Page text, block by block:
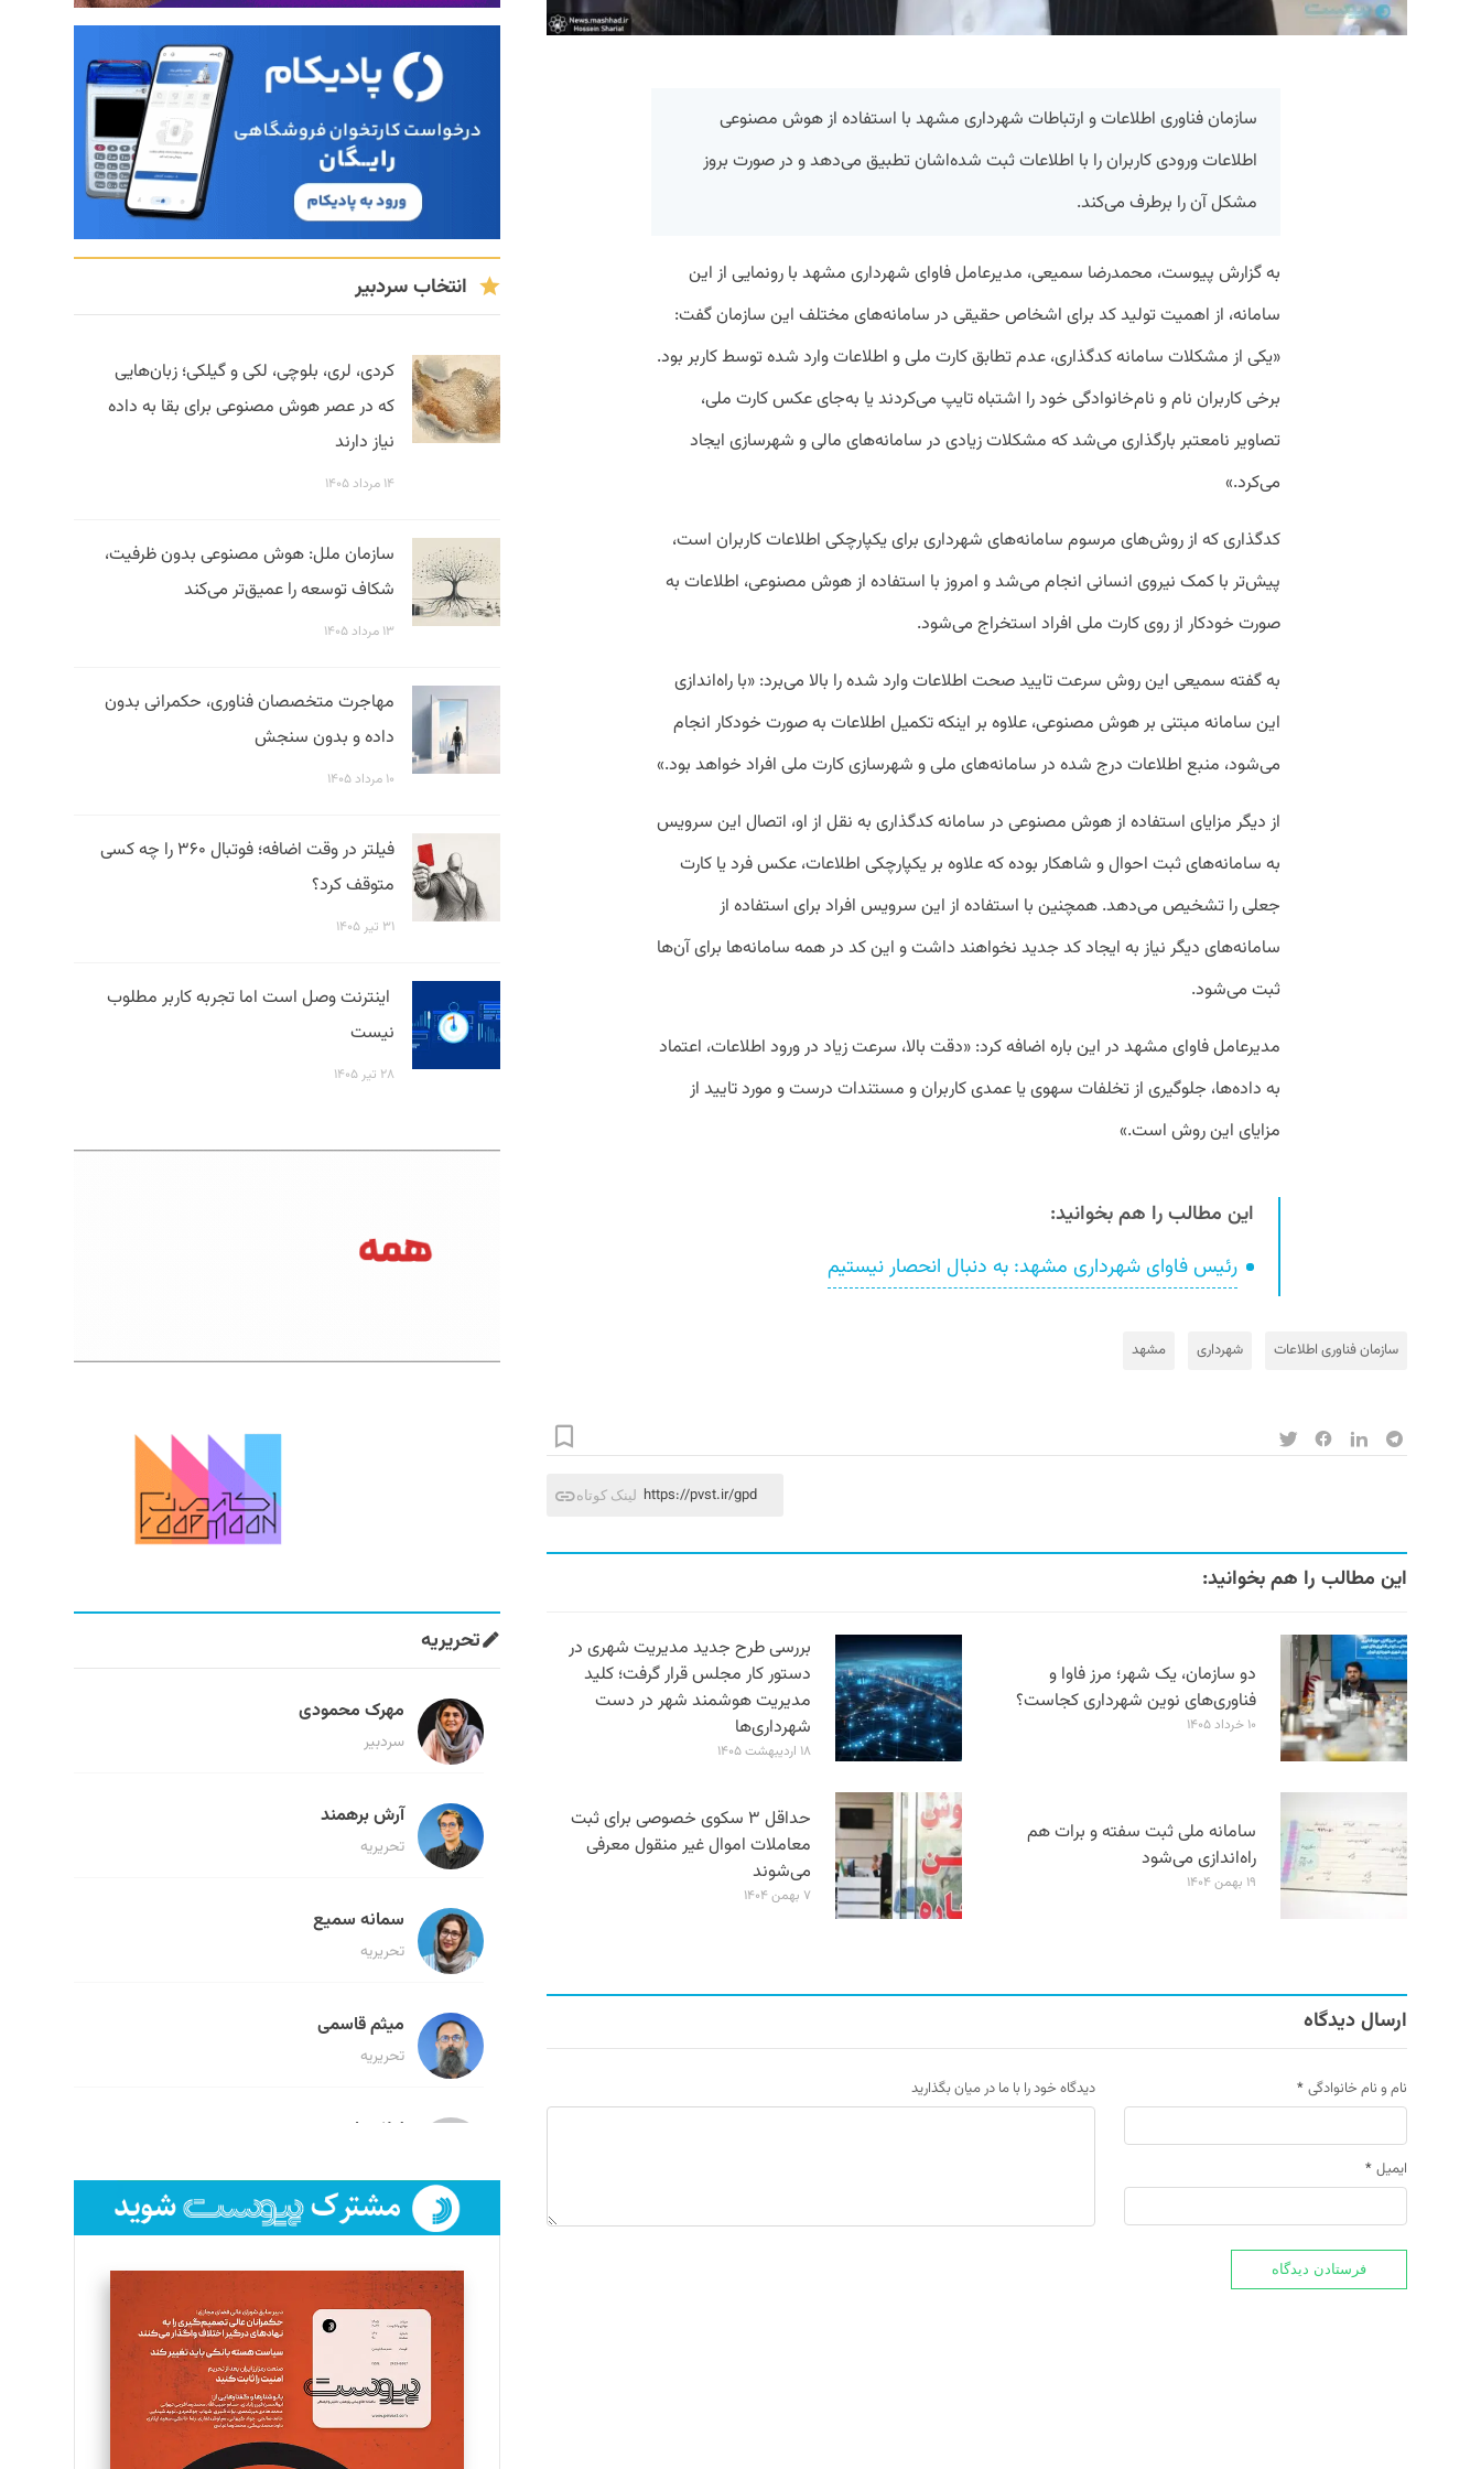
سازمان فناوری اطلاعات و ارتباطات شهرداری مشهد با استفاده از هوش مصنوعی
اطلاعات ورودی کاربران را با اطلاعات ثبت شده‌اشان تطبیق می‌دهد و در صورت بروز
مشکل آن را برطرف می‌کند.
به گزارش پیوست، محمدرضا سمیعی، مدیرعامل فاوای شهرداری مشهد با رونمایی از این
سامانه، از اهمیت تولید کد برای اشخاص حقیقی در سامانه‌های مختلف این سازمان گفت:
«یکی از مشکلات سامانه کدگذاری، عدم تطابق کارت ملی و اطلاعات وارد شده توسط کاربر بود.
برخی کاربران نام و نام‌خانوادگی خود را اشتباه تایپ می‌کردند یا به‌جای عکس کارت ملی،
تصاویر نامعتبر بارگذاری می‌شد که مشکلات زیادی در سامانه‌های مالی و شهرسازی ایجاد
می‌کرد.»
کدگذاری که از روش‌های مرسوم سامانه‌های شهرداری برای یکپارچکی اطلاعات کاربران است،
پیش‌تر با کمک نیروی انسانی انجام می‌شد و امروز با استفاده از هوش مصنوعی، اطلاعات به
صورت خودکار از روی کارت ملی افراد استخراج می‌شود.
به گفته سمیعی این روش سرعت تایید صحت اطلاعات وارد شده را بالا می‌برد: «با راه‌اندازی
این سامانه مبتنی بر هوش مصنوعی، علاوه بر اینکه تکمیل اطلاعات به صورت خودکار انجام
می‌شود، منبع اطلاعات درج شده در سامانه‌های ملی و شهرسازی کارت ملی افراد خواهد بود.»
از دیگر مزایای استفاده از هوش مصنوعی در سامانه کدگذاری به نقل از او، اتصال این سرویس
به سامانه‌های ثبت احوال و شاهکار بوده که علاوه بر یکپارچکی اطلاعات، عکس فرد یا کارت
جعلی را تشخیص می‌دهد. همچنین با استفاده از این سرویس افراد برای استفاده از
سامانه‌های دیگر نیاز به ایجاد کد جدید نخواهند داشت و این کد در همه سامانه‌ها برای آن‌ها
ثبت می‌شود.
مدیرعامل فاوای مشهد در این باره اضافه کرد: «دقت بالا، سرعت زیاد در ورود اطلاعات، اعتماد
به داده‌ها، جلوگیری از تخلفات سهوی یا عمدی کاربران و مستندات درست و مورد تایید از
مزایای این روش است.»
این مطالب را هم بخوانید:
رئیس فاوای شهرداری مشهد: به دنبال انحصار نیستیم
سازمان فناوری اطلاعات شهرداری مشهد
لینک کوتاه https://pvst.ir/gpd
این مطالب را هم بخوانید:
دو سازمان، یک شهر؛ مرز فاوا و
فناوری‌های نوین شهرداری کجاست؟
۱۰ خرداد ۱۴۰۵
بررسی طرح جدید مدیریت شهری در
دستور کار مجلس قرار گرفت؛ کلید
مدیریت هوشمند شهر در دست
شهرداری‌ها
۱۸ اردیبهشت ۱۴۰۵
سامانه ملی ثبت سفته و برات هم
راه‌اندازی می‌شود
۱۹ بهمن ۱۴۰۴
حداقل ۳ سکوی خصوصی برای ثبت
معاملات اموال غیر منقول معرفی
می‌شوند
۷ بهمن ۱۴۰۴
ارسال دیدگاه
نام و نام خانوادگی *
ایمیل *
دیدگاه خود را با ما در میان بگذارید
انتخاب سردبیر
کردی، لری، بلوچی، لکی و گیلکی؛ زبان‌هایی
که در عصر هوش مصنوعی برای بقا به داده
نیاز دارند
۱۴ مرداد ۱۴۰۵
سازمان ملل: هوش مصنوعی بدون ظرفیت،
شکاف توسعه را عمیق‌تر می‌کند
۱۳ مرداد ۱۴۰۵
مهاجرت متخصصان فناوری، حکمرانی بدون
داده و بدون سنجش
۱۰ مرداد ۱۴۰۵
فیلتر در وقت اضافه؛ فوتبال ۳۶۰ را چه کسی
متوقف کرد؟
۳۱ تیر ۱۴۰۵
اینترنت وصل است اما تجربه کاربر مطلوب
نیست
۲۸ تیر ۱۴۰۵
تحریریه
مهرک محمودی
سردبیر
آرش برهمند
تحریریه
سمانه سمیع
تحریریه
میثم قاسمی
تحریریه
لیلا حنارود
فائزه فتحی رستمی
تحریریه
سروش کرمیان
تحریریه
مینا پاکدل